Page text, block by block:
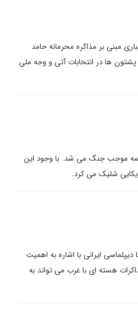
مبنی بر مذاکره محرمانه حامد
ها در انتخابات آتی و وجه ملی
همه موجب جنگ می شد. با وجود این
ایرانی با اشاره به اهمیت
هسته ای با غرب می تواند به